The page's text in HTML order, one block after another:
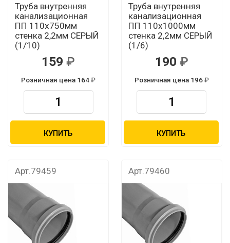
Труба внутренняя
канализационная
ПП 110х750мм
стенка 2,2мм СЕРЫЙ
(1/10)
159
Розничная цена 164
КУПИТЬ
Труба внутренняя
канализационная
ПП 110х1000мм
стенка 2,2мм СЕРЫЙ
(1/6)
190
Розничная цена 196
КУПИТЬ
Арт.79459 Арт.79460